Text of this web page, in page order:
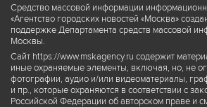
Средство массовой информации
«Агентство городских новостей «Москва»
поддержке Департамента средств массовой
Москвы.
Сайт https://www.mskagency.ru содержит
иные охраняемые элементы, включая, но, не
фотографии, аудио и/или видеоматериалы,
и пр., которые охраняются в соответствии с
Российской Федерации об авторском праве и